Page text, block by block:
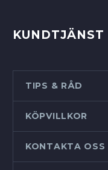
KUNDTJÄNST
TIPS & RÅD
KÖPVILLKOR
KONTAKTA OSS